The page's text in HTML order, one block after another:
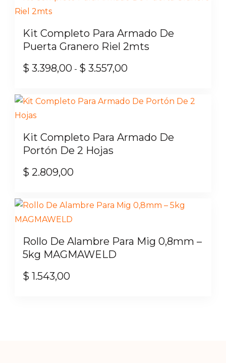
Kit Completo Para Armado De
Puerta Granero Riel 2mts
$ 3.398,00 - $ 3.557,00Rango
precios:
hasta
producto
tiene
variantes.
Las
opciones
pueden
elegir
página
de
producto
Kit Completo Para Armado De
Portón De 2 Hojas
$ 2.809,00
Rollo De Alambre Para Mig 0,8mm –
5kg MAGMAWELD
$ 1.543,00